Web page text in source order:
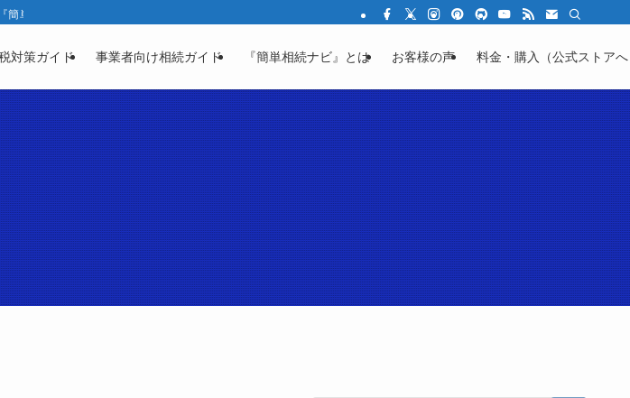
単相続ナビ』製品ガイド | 相続と資産凍結の不安を「わかる」に変える教育サイト
対策ガイド 事業者向け相続ガイド 『簡単相続ナビ』とは お客様の声 料金・購入（公式ストア